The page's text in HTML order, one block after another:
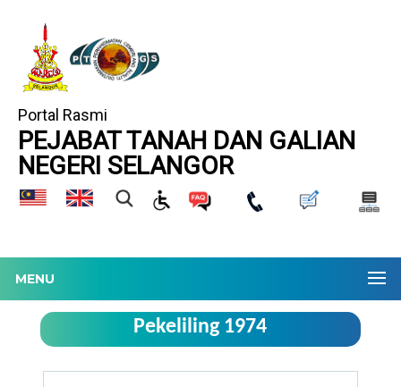
Portal Rasmi
PEJABAT TANAH DAN GALIAN
NEGERI SELANGOR
MENU
Pekeliling 1974